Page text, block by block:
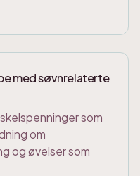
med søvnrelaterte
som
om
og øvelser som